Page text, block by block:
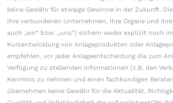
keine Gewähr für etwaige Gewinne in der Zukunft.
ihre verbundenen Unternehmen, ihre Organe und
auch „wir“ bzw. „uns“) sichern weder explizit noch
Kursentwicklung von Anlageprodukten oder
empfehlen, vor jeder Anlageentscheidung die zum
Verfügung zu stellenden Informationen (z.B. den
Kenntnis zu nehmen und einen fachkundigen
übernehmen keine Gewähr für die Aktualität,